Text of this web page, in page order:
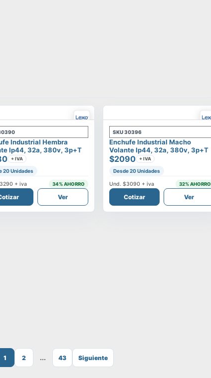
Industrial Hembra
Ip44, 32a, 380v, 3p+t
+ IVA
20 Unidades
+ iva 34% AHORRO
Ver
SKU30396
Enchufe Industrial Macho
Volante Ip44, 32a, 380v, 3p+t
$2090 + IVA
Desde 20 Unidades
Und. $3090 + iva 32% AHORRO
Cotizar Ver
1 2 ... 43 Siguiente